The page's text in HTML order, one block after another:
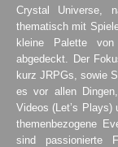
Crystal Universe,
thematisch mit
kleine Palette von
abgedeckt. Der
kurz JRPGs, sowie
es vor allen
Videos (Let’s Plays)
themenbezogene
sind passionierte